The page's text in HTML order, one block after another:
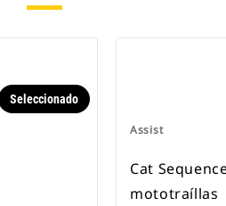
Seleccionado
Assist
Cat
mototraíllas